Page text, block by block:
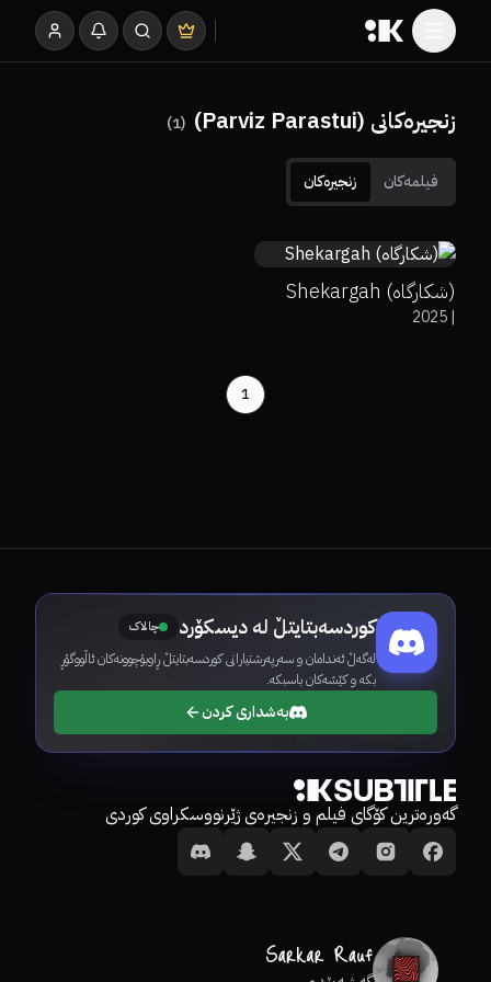
زنجیرەکانی (Parviz Parastui) (
1
)
فیلمەکان زنجیرەکان 8.1
0%
0%
(شکارگاه) Shekargah
|
2025
1
کوردسەبتایتڵ لە دیسکۆرد چالاک
لەگەڵ ئەندامان و سەرپەرشتیارانی کوردسەبتایتڵ ڕاوبۆچوونەکان ئاڵووگۆڕ
بکە و کێشەکان باسبکە.
بەشداری کردن
گەورەترین کۆگای فیلم و زنجیرەی ژێرنووسکراوی کوردی